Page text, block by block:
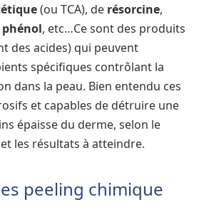
(ou TCA), de résorcine,
phénol, etc…Ce sont des produits
des acides) qui peuvent
spécifiques contrôlant la
dans la peau. Bien entendu ces
et capables de détruire une
épaisse du derme, selon le
les résultats à atteindre.
peeling chimique